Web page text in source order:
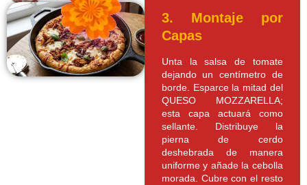
CONGELADA CJA
3. Montaje por
Capas
Unta la salsa de tomate
dejando un centímetro de
borde. Esparce la mitad del
QUESO MOZZARELLA;
esta capa actuará como
sellante. Distribuye la
pierna de cerdo
deshebrada de manera
uniforme y añade la cebolla
morada. Cubre con el resto